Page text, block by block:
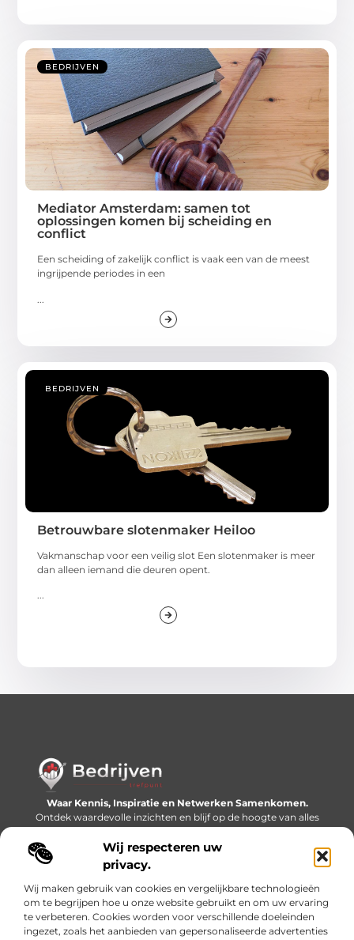
Wij respecteren uw
privacy.
Wij maken gebruik van cookies en vergelijkbare technologieën
om te begrijpen hoe u onze website gebruikt en om uw ervaring
te verbeteren. Cookies worden voor verschillende doeleinden
ingezet, zoals het aanbieden van gepersonaliseerde advertenties
BEDRIJVEN
Mediator Amsterdam: samen tot
oplossingen komen bij scheiding en
conflict
Een scheiding of zakelijk conflict is vaak een van de meest
ingrijpende periodes in een
BEDRIJVEN
Betrouwbare slotenmaker Heiloo
Vakmanschap voor een veilig slot Een slotenmaker is meer
dan alleen iemand die deuren opent.
Waar Kennis, Inspiratie en Netwerken Samenkomen.
Ontdek waardevolle inzichten en blijf op de hoogte van alles
wat er speelt in de wereld.
Bericht categorie
Onze informatie